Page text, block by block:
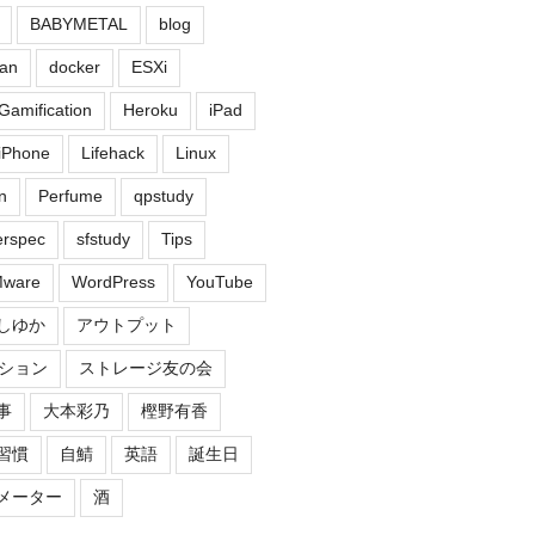
BABYMETAL blog
docker ESXi
Heroku iPad
Lifehack Linux
Perfume qpstudy
sfstudy Tips
WordPress YouTube
ゆか アウトプット
ョン ストレージ友の会
大本彩乃 樫野有香
慣 自鯖 英語 誕生日
ーター 酒